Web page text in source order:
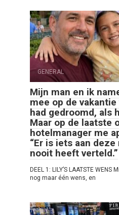
GENERAL
Mijn man en ik
mee op de
had gedroomd, als
Maar op de laatste
hotelmanager me
“Er is iets aan
nooit heeft verteld.”
DEEL 1: LILY’S LAATSTE
nog maar één wens, en